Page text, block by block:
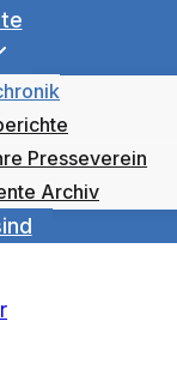
Presseverein
Archiv